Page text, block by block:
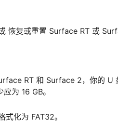
恢复或重置 Surface RT 或
RT 和 Surface 2，你的 U
为 16 GB。
化为 FAT32。